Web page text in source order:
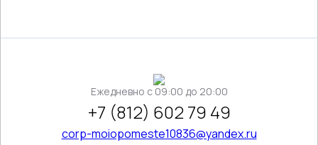
Ежедневно c 09:00 до 20:00
+7 (812) 602 79 49
corp-moiopomeste10836@yandex.ru